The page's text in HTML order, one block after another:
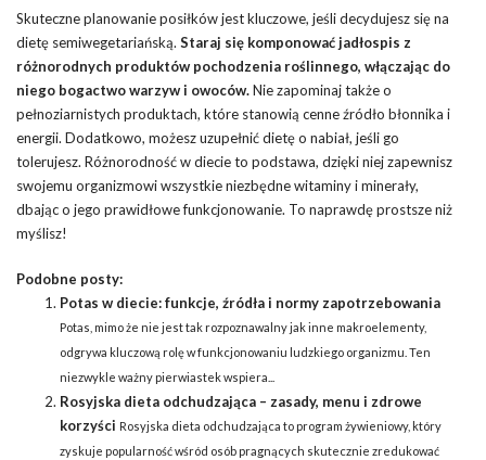
Skuteczne planowanie posiłków jest kluczowe, jeśli decydujesz się na
dietę semiwegetariańską. Staraj się komponować jadłospis z
różnorodnych produktów pochodzenia roślinnego, włączając do
niego bogactwo warzyw i owoców.Nie zapominaj także o
pełnoziarnistych produktach, które stanowią cenne źródło błonnika i
energii. Dodatkowo, możesz uzupełnić dietę o nabiał, jeśli go
tolerujesz. Różnorodność w diecie to podstawa, dzięki niej zapewnisz
swojemu organizmowi wszystkie niezbędne witaminy i minerały,
dbając o jego prawidłowe funkcjonowanie. To naprawdę prostsze niż
myślisz!
Podobne posty:
Potas w diecie: funkcje, źródła i normy zapotrzebowania
Potas, mimo że nie jest tak rozpoznawalny jak inne makroelementy,
odgrywa kluczową rolę w funkcjonowaniu ludzkiego organizmu. Ten
niezwykle ważny pierwiastek wspiera...
Rosyjska dieta odchudzająca – zasady, menu i zdrowe
korzyści Rosyjska dieta odchudzająca to program żywieniowy, który
zyskuje popularność wśród osób pragnących skutecznie zredukować